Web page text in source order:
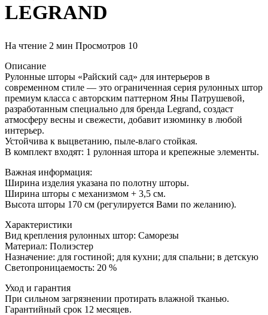
LEGRAND
На чтение 2 мин Просмотров 10
Описание
Рулонные шторы «Райский сад» для интерьеров в
современном стиле — это ограниченная серия рулонных штор
премиум класса с авторским паттерном Яны Патрушевой,
разработанным специально для бренда Legrand, создаст
атмосферу весны и свежести, добавит изюминку в любой
интерьер.
Устойчива к выцветанию, пыле-влаго стойкая.
В комплект входят: 1 рулонная штора и крепежные элементы.
Важная информация:
Ширина изделия указана по полотну шторы.
Ширина шторы с механизмом + 3,5 см.
Высота шторы 170 см (регулируется Вами по желанию).
Характеристики
Вид крепления рулонных штор: Саморезы
Материал: Полиэстер
Назначение: для гостиной; для кухни; для спальни; в детскую
Светопроницаемость: 20 %
Уход и гарантия
При сильном загрязнении протирать влажной тканью.
Гарантийный срок 12 месяцев.